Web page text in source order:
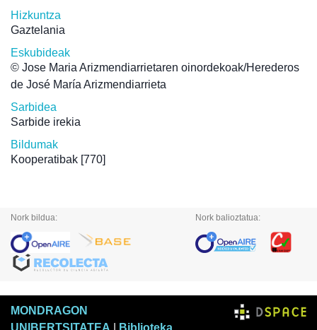
Hizkuntza
Gaztelania
Eskubideak
© Jose Maria Arizmendiarrietaren oinordekoak/Herederos
de José María Arizmendiarrieta
Sarbidea
Sarbide irekia
Bildumak
Kooperatibak [770]
Nork bildua: Nork balioztatua:
MONDRAGON